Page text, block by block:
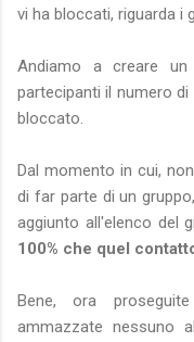
vi ha bloccati, riguarda i
Andiamo a creare
partecipanti il numero
bloccato.
Dal momento in cui,
di far parte di un
aggiunto all'elenco del
100% che quel
Bene, ora
ammazzate nessuno